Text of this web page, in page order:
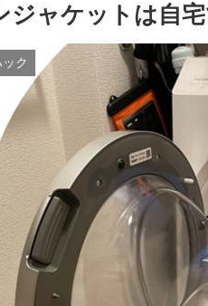
ジャケットは自
ク